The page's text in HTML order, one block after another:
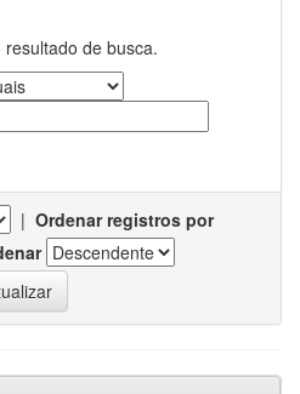
de busca.
| Ordenar registros por